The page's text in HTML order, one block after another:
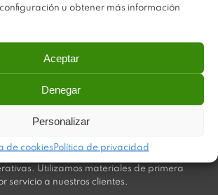
u obtener más información
Aceptar
Denegar
Personalizar
de cookies Política de privacidad
máxima calidad, invirtiendo con decisión
que permiten aportar soluciones
Utilizamos materiales de primera
servicio a nuestros clientes.